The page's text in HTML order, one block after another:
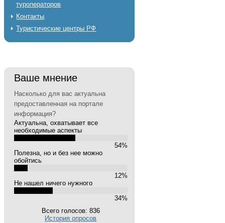
туроператоров
Контакты
Туристические центры РФ
Ваше мнение
Насколько для вас актуальна
предоставленная на портале
информация?
Актуальна, охватывает все
необходимые аспекты
54%
Полезна, но и без нее можно
обойтись
12%
Не нашел ничего нужного
34%
Всего голосов: 836
История опросов